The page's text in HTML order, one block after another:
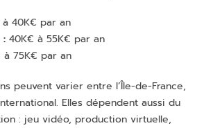
à 40K€ par an
: 40K€ à 55K€ par an
à 75K€ par an
peuvent varier entre l’Île-de-France,
Elles dépendent aussi du
: jeu vidéo, production virtuelle,